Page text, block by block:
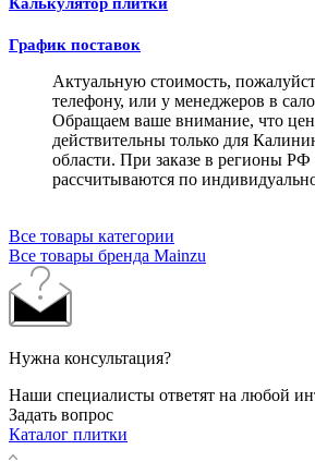
График поставок
Актуальную стоимость,
телефону, или у менеджеров в
Обращаем ваше внимание, что
действительны только для
области. При заказе в регионы
рассчитываются по
Все товары категории
Все товары бренда Mainzu
Нужна консультация?
Наши специалисты ответят на любой
Задать вопрос
Каталог плитки